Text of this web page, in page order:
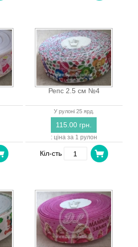
Репс 2.5 см №4
У рулоні 25 ярд.
115.00 грн.
: ціна за 1 рулон
Кіл-сть